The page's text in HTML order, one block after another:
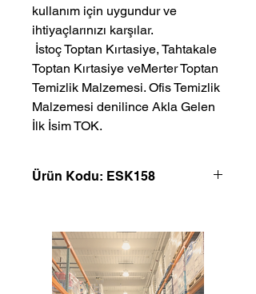
kullanım için uygundur ve
ihtiyaçlarınızı karşılar.
Toptan Kırtasiye veMerter Toptan
Temizlik Malzemesi. Ofis Temizlik
Malzemesi denilince Akla Gelen
İlk İsim TOK.
Ürün Kodu: ESK158